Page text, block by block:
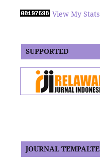
View My Stats
SUPPORTED
JOURNAL TEMPALTE